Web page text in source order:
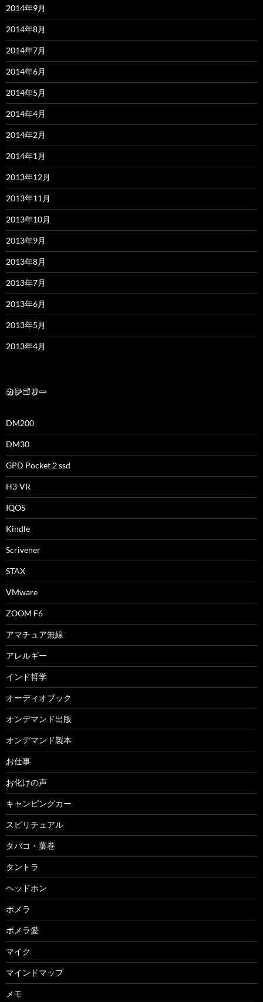
2014年9月
2014年8月
2014年7月
2014年6月
2014年5月
2014年4月
2014年2月
2014年1月
2013年12月
2013年11月
2013年10月
2013年9月
2013年8月
2013年7月
2013年6月
2013年5月
2013年4月
カテゴリー
DM200
DM30
GPD Pocket２ssd
H3-VR
IQOS
Kindle
Scrivener
STAX
VMware
ZOOM F6
アマチュア無線
アレルギー
インド哲学
オーディオブック
オンデマンド出版
オンデマンド製本
お仕事
お化けの声
キャンピングカー
スピリチュアル
タバコ・葉巻
タントラ
ヘッドホン
ポメラ
ポメラ愛
マイク
マインドマップ
メモ